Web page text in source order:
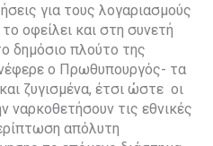
για τους λογαριασμούς
οφείλει και στη συνετή
δημόσιο πλούτο της
ο Πρωθυπουργός- τα
ζυγισμένα, έτσι ώστε οι
ναρκοθετήσουν τις εθνικές
απόλυτη